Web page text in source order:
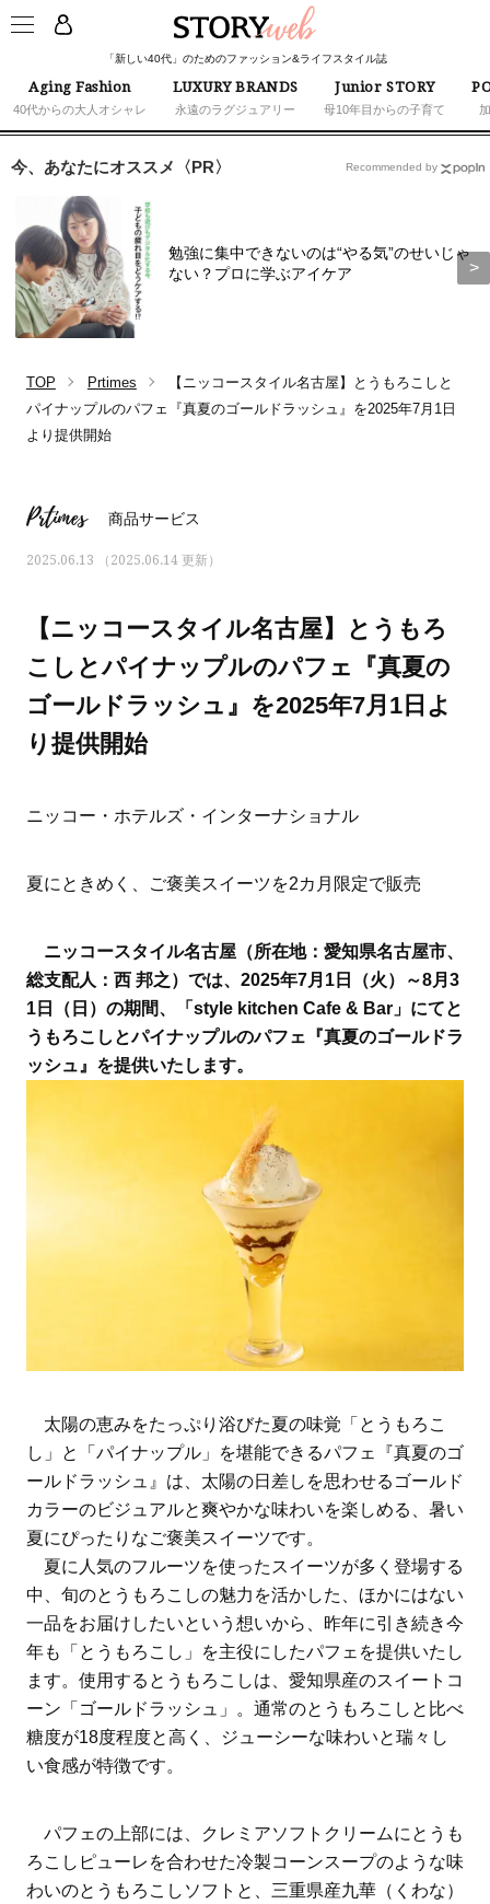
「新しい40代」のためのファッション&ライフスタイル誌
Aging Fashion
40代からの大人オシャレ
LUXURY BRANDS
永遠のラグジュアリー
Junior STORY
母10年目からの子育て
ス学」
タログ
今、あなたにオススメ〈PR〉
勉強に集中できないのは“やる気”のせいじゃ
ない？プロに学ぶアイケア
Recommended by
TOP Prtimes
【ニッコースタイル名古屋】とうもろこしと
パイナップルのパフェ『真夏のゴールドラッシュ』を2025年7月1日
より提供開始
Prtimes 商品サービス
2025.06.13 （2025.06.14 更新）
【ニッコースタイル名古屋】とうもろ
こしとパイナップルのパフェ『真夏の
ゴールドラッシュ』を2025年7月1日よ
り提供開始
ニッコー・ホテルズ・インターナショナル
夏にときめく、ご褒美スイーツを2カ月限定で販売
ニッコースタイル名古屋（所在地：愛知県名古屋市、
総支配人：西 邦之）では、2025年7月1日（火）～8月3
1日（日）の期間、「style kitchen Cafe & Bar」にてと
うもろこしとパイナップルのパフェ『真夏のゴールドラ
ッシュ』を提供いたします。
太陽の恵みをたっぷり浴びた夏の味覚「とうもろこ
し」と「パイナップル」を堪能できるパフェ『真夏のゴ
ールドラッシュ』は、太陽の日差しを思わせるゴールド
カラーのビジュアルと爽やかな味わいを楽しめる、暑い
夏にぴったりなご褒美スイーツです。
夏に人気のフルーツを使ったスイーツが多く登場する
中、旬のとうもろこしの魅力を活かした、ほかにはない
一品をお届けしたいという想いから、昨年に引き続き今
年も「とうもろこし」を主役にしたパフェを提供いたし
ます。使用するとうもろこしは、愛知県産のスイートコ
ーン「ゴールドラッシュ」。通常のとうもろこしと比べ
糖度が18度程度と高く、ジューシーな味わいと瑞々し
い食感が特徴です。
パフェの上部には、クレミアソフトクリームにとうも
ろこしピューレを合わせた冷製コーンスープのような味
わいのとうもろこしソフトと、三重県産九華（くわな）